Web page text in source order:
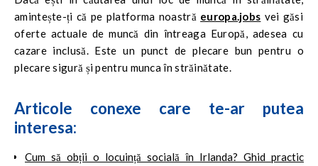
amintește-ți că pe platforma noastră europa.jobs vei găsi
oferte actuale de muncă din întreaga Europă, adesea cu
cazare inclusă. Este un punct de plecare bun pentru o
plecare sigură și pentru munca în străinătate.
Articole conexe care te-ar putea
interesa:
Cum să obții o locuință socială în Irlanda? Ghid practic